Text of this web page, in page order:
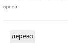
орлов
дерево